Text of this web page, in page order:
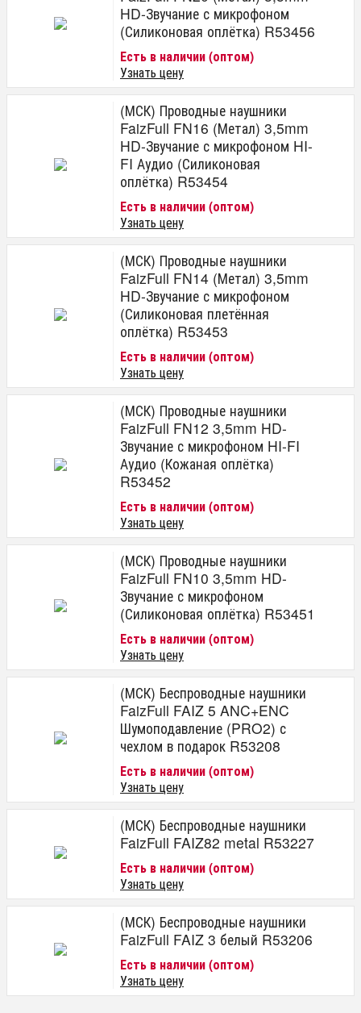
HD-Звучание с микрофоном
(Силиконовая оплётка) R53456
Есть в наличии (оптом)
Узнать цену
(МСК) Проводные наушники
FaizFull FN16 (Метал) 3,5mm
HD-Звучание с микрофоном HI-
FI Аудио (Силиконовая
оплётка) R53454
Есть в наличии (оптом)
Узнать цену
(МСК) Проводные наушники
FaizFull FN14 (Метал) 3,5mm
HD-Звучание с микрофоном
(Силиконовая плетённая
оплётка) R53453
Есть в наличии (оптом)
Узнать цену
(МСК) Проводные наушники
FaizFull FN12 3,5mm HD-
Звучание с микрофоном HI-FI
Аудио (Кожаная оплётка)
R53452
Есть в наличии (оптом)
Узнать цену
(МСК) Проводные наушники
FaizFull FN10 3,5mm HD-
Звучание с микрофоном
(Силиконовая оплётка) R53451
Есть в наличии (оптом)
Узнать цену
(МСК) Беспроводные наушники
FaizFull FAIZ 5 ANC+ENC
Шумоподавление (PRO2) с
чехлом в подарок R53208
Есть в наличии (оптом)
Узнать цену
(МСК) Беспроводные наушники
FaizFull FAIZ82 metal R53227
Есть в наличии (оптом)
Узнать цену
(МСК) Беспроводные наушники
FaizFull FAIZ 3 белый R53206
Есть в наличии (оптом)
Узнать цену